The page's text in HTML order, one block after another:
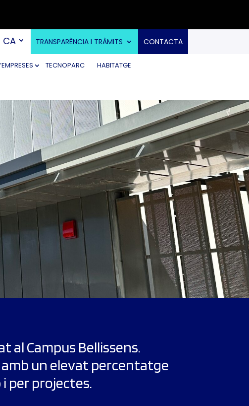
CA TRANSPARÈNCIA I TRÀMITS CONTACTA
TECNOPARC HABITATGE
al Campus Bellissens.
amb un elevat percentatge
per projectes.